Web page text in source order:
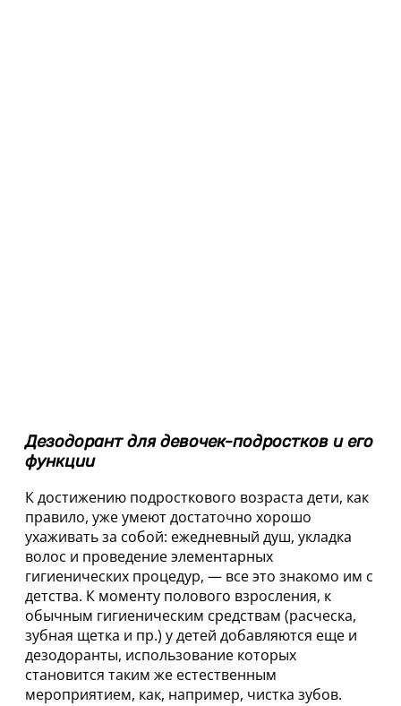
Дезодорант для девочек-подростков и его
функции
К достижению подросткового возраста дети, как
правило, уже умеют достаточно хорошо
ухаживать за собой: ежедневный душ, укладка
волос и проведение элементарных
гигиенических процедур, — все это знакомо им с
детства. К моменту полового взросления, к
обычным гигиеническим средствам (расческа,
зубная щетка и пр.) у детей добавляются еще и
дезодоранты, использование которых
становится таким же естественным
мероприятием, как, например, чистка зубов.